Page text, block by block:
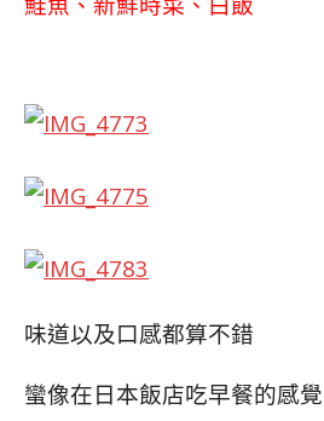
味道以及口感都算不錯
蠻像在日本飯店吃早餐的感覺